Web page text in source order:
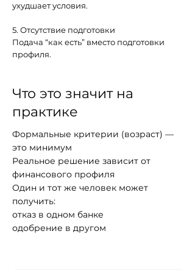
ухудшает условия.
5. Отсутствие подготовки
Подача “как есть” вместо подготовки
профиля.
Что это значит на
практике
Формальные критерии (возраст) —
это минимум
Реальное решение зависит от
финансового профиля
Один и тот же человек может
получить:
отказ в одном банке
одобрение в другом